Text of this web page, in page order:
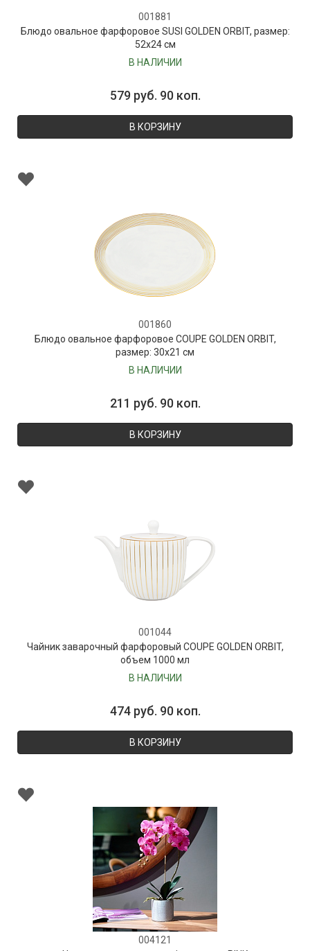
001881
Блюдо овальное фарфоровое SUSI GOLDEN ORBIT, размер:
52х24 см
В НАЛИЧИИ
579 руб. 90 коп.
В КОРЗИНУ
001860
Блюдо овальное фарфоровое COUPE GOLDEN ORBIT,
размер: 30х21 см
В НАЛИЧИИ
211 руб. 90 коп.
В КОРЗИНУ
001044
Чайник заварочный фарфоровый COUPE GOLDEN ORBIT,
объем 1000 мл
В НАЛИЧИИ
474 руб. 90 коп.
В КОРЗИНУ
004121